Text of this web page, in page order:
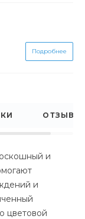
Подробнее
ОТЗЫВЫ
и
и
цветовой